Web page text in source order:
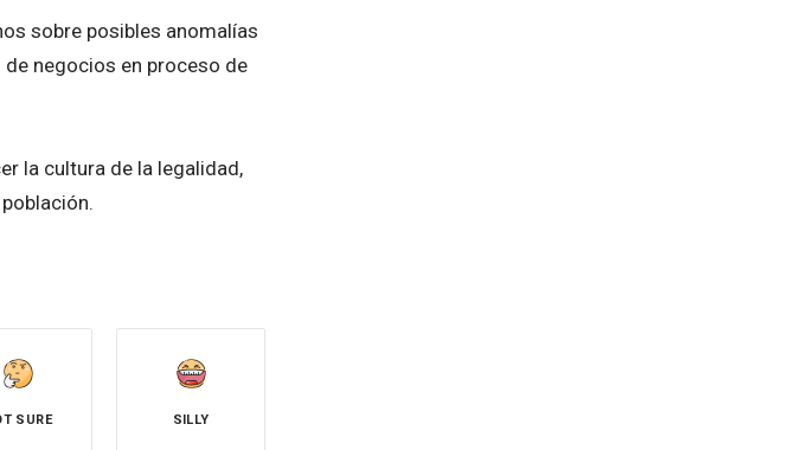
sobre posibles anomalías
negocios en proceso de
la cultura de la legalidad,
SURE SILLY